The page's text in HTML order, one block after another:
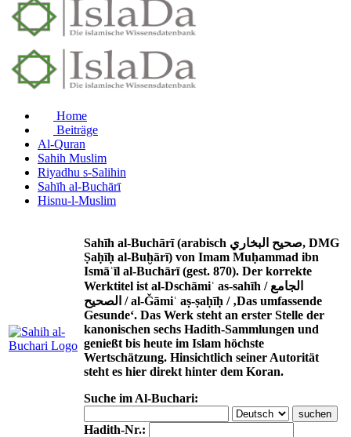
Home
Beiträge
Al-Quran
Sahih Muslim
Riyadhu s-Salihin
Sahīh al-Buchārī
Hisnu-l-Muslim
Sahīh al-Buchārī (arabisch صحيح البخاري, DMG
Ṣaḥīḥ al-Buḫārī) von Imam Muḥammad ibn
Ismāʿīl al-Buchārī (gest. 870). Der korrekte
Werktitel ist al-Dschāmiʿ as-sahīh / الجامع
الصحيح / al-Ǧāmiʿ aṣ-ṣaḥīḥ / ‚Das umfassende
Gesunde‘. Das Werk steht an erster Stelle der
kanonischen sechs Hadith-Sammlungen und
genießt bis heute im Islam höchste
Wertschätzung. Hinsichtlich seiner Autorität
steht es hier direkt hinter dem Koran.
Suche im Al-Buchari:
Hadith-Nr.: